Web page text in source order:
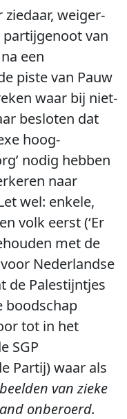
weiger-
partijgenoot van
een
piste van Pauw
waar bij niet-
besloten dat
hoog-
nodig hebben
naar
wel: enkele,
volk eerst (‘Er
met de
Nederlandse
de Palestijntjes
boodschap
tot in het
SGP
Partij) waar als
beelden van zieke
onberoerd.